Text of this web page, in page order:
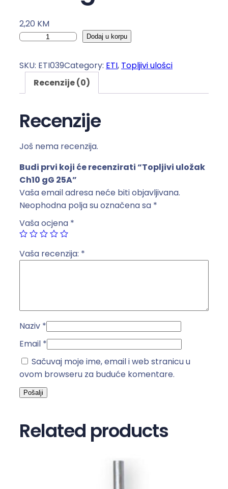
2,20 KM
T
p
v
l
o
ž
a
k
h
1
0
k
o
č
i
Dodaj u korpu
SKU: ETI039Category: ETI, Topljivi ulošci
Recenzije (0)
Recenzije
Još nema recenzija.
Budi prvi koji će recenzirati “Topljivi uložak
Ch10 gG 25A”
Vaša email adresa neće biti objavljivana.
Neophodna polja su označena sa *
Vaša ocjena *
Vaša recenzija: *
Naziv *
Email *
Sačuvaj moje ime, email i web stranicu u
ovom browseru za buduće komentare.
Related products